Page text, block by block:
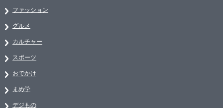
ファッション
グルメ
カルチャー
スポーツ
おでかけ
まめ学
デジもの